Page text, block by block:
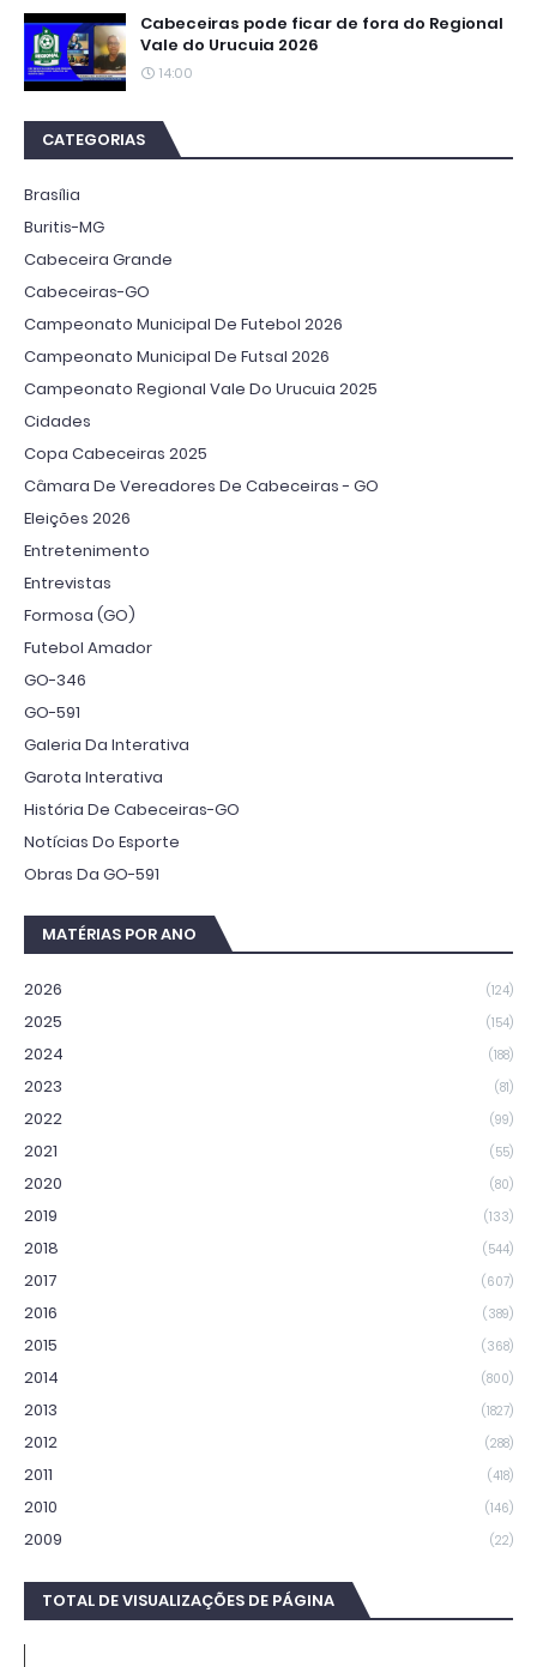
Cabeceiras pode ficar de fora do Regional
Vale do Urucuia 2026
14:00
CATEGORIAS
Brasília
Buritis-MG
Cabeceira Grande
Cabeceiras-GO
Campeonato Municipal De Futebol 2026
Campeonato Municipal De Futsal 2026
Campeonato Regional Vale Do Urucuia 2025
Cidades
Copa Cabeceiras 2025
Câmara De Vereadores De Cabeceiras - GO
Eleições 2026
Entretenimento
Entrevistas
Formosa (GO)
Futebol Amador
GO-346
GO-591
Galeria Da Interativa
Garota Interativa
História De Cabeceiras-GO
Notícias Do Esporte
Obras Da GO-591
MATÉRIAS POR ANO
2026 (124)
2025 (154)
2024 (188)
2023 (81)
2022 (99)
2021 (55)
2020 (80)
2019 (133)
2018 (544)
2017 (607)
2016 (389)
2015 (368)
2014 (800)
2013 (1827)
2012 (288)
2011 (418)
2010 (146)
2009 (22)
TOTAL DE VISUALIZAÇÕES DE PÁGINA